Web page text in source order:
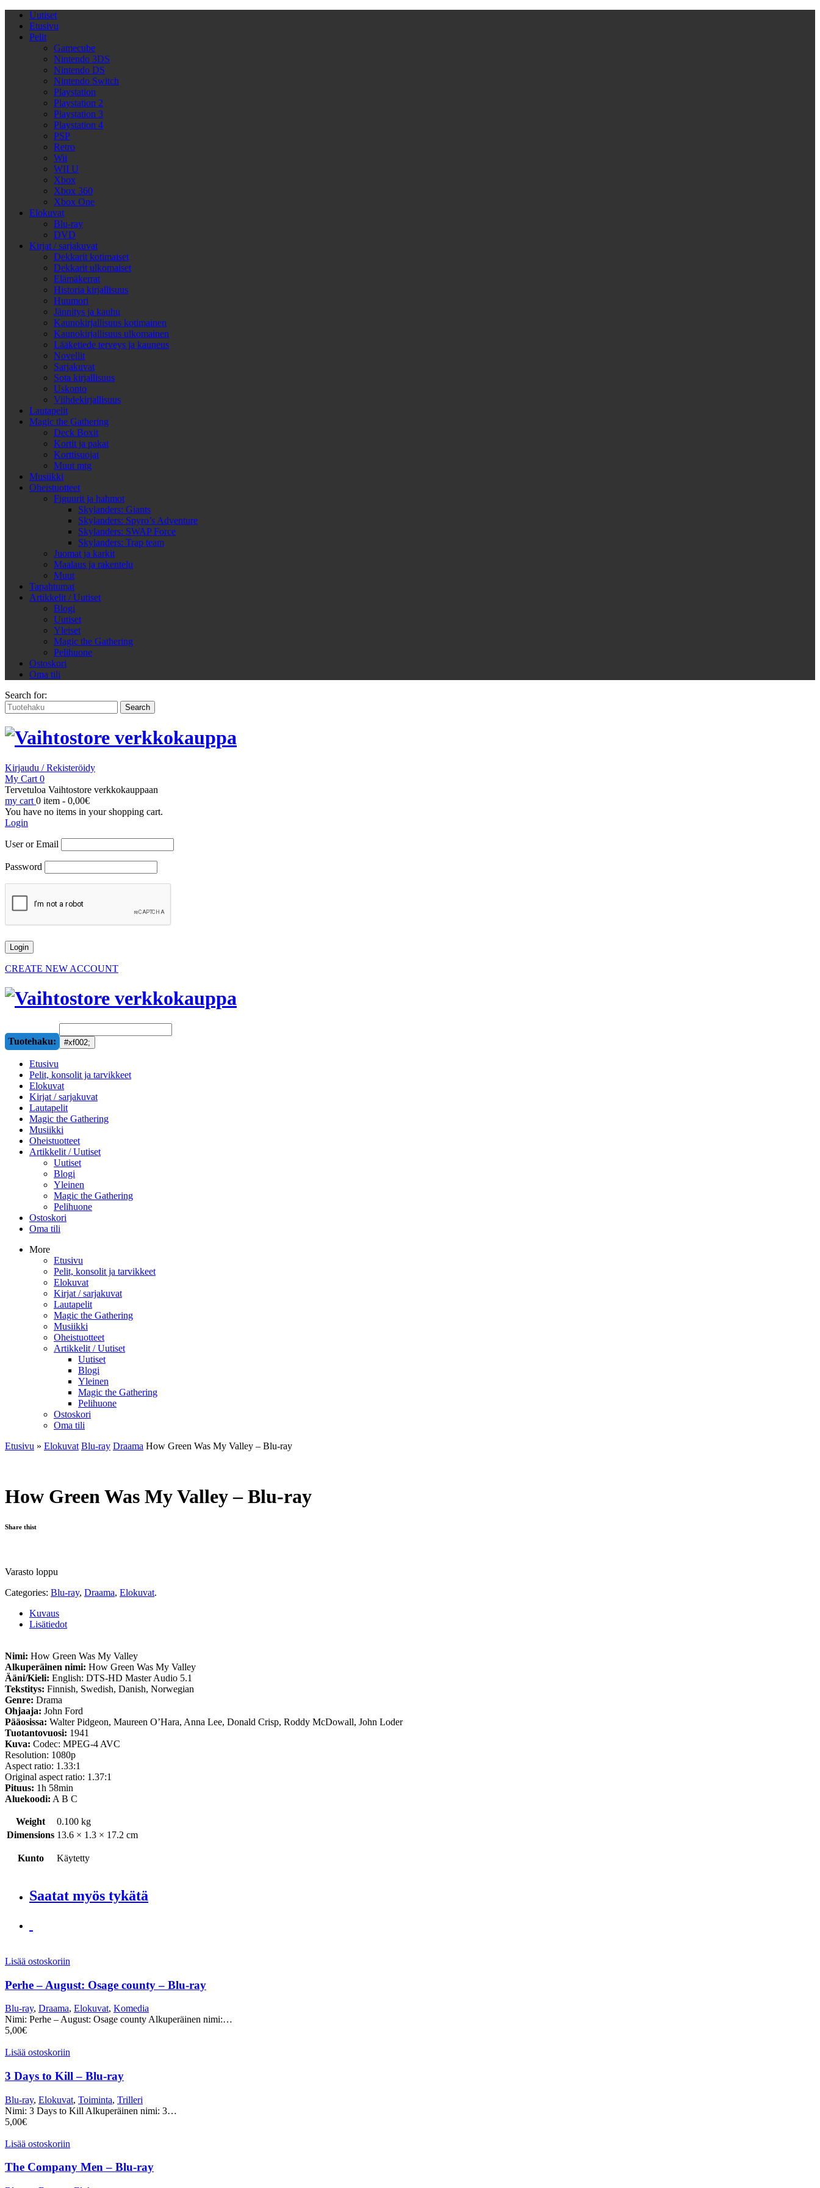
Uutiset
Etusivu
Pelit
Gamecube
Nintendo 3DS
Nintendo DS
Nintendo Switch
Playstation
Playstation 2
Playstation 3
Playstation 4
PSP
Retro
Wii
WII U
Xbox
Xbox 360
Xbox One
Elokuvat
Blu-ray
DVD
Kirjat / sarjakuvat
Dekkarit kotimaiset
Dekkarit ulkomaiset
Elämäkerrat
Historia kirjallisuus
Huumori
Jännitys ja kauhu
Kaunokirjallisuus kotimainen
Kaunokirjallisuus ulkomainen
Lääketiede terveys ja kauneus
Novellit
Sarjakuvat
Sota kirjallisuus
Uskonto
Viihdekirjallisuus
Lautapelit
Magic the Gathering
Deck Boxit
Kortit ja pakat
Korttisuojat
Muut mtg
Musiikki
Oheistuotteet
Figuurit ja hahmot
Skylanders: Giants
Skylanders: Spyro’s Adventure
Skylanders: SWAP Force
Skylanders: Trap team
Juomat ja karkit
Maalaus ja rakentelu
Muut
Tapahtumat
Artikkelit / Uutiset
Blogi
Uutiset
Yleiset
Magic the Gathering
Pelihuone
Ostoskori
Oma tili
Search for:
Kirjaudu / Rekisteröidy
My Cart 0
Tervetuloa Vaihtostore verkkokauppaan
my cart 0 item - 0,00€
You have no items in your shopping cart.
Login
User or Email
Password
CREATE NEW ACCOUNT
Tuotehaku:
Etusivu
Pelit, konsolit ja tarvikkeet
Elokuvat
Kirjat / sarjakuvat
Lautapelit
Magic the Gathering
Musiikki
Oheistuotteet
Artikkelit / Uutiset
Uutiset
Blogi
Yleinen
Magic the Gathering
Pelihuone
Ostoskori
Oma tili
More
Etusivu
Pelit, konsolit ja tarvikkeet
Elokuvat
Kirjat / sarjakuvat
Lautapelit
Magic the Gathering
Musiikki
Oheistuotteet
Artikkelit / Uutiset
Uutiset
Blogi
Yleinen
Magic the Gathering
Pelihuone
Ostoskori
Oma tili
Etusivu » Elokuvat Blu-ray Draama How Green Was My Valley – Blu-ray
How Green Was My Valley – Blu-ray
Share thist
Varasto loppu
Categories: Blu-ray, Draama, Elokuvat.
Kuvaus
Lisätiedot
Nimi: How Green Was My Valley
Alkuperäinen nimi: How Green Was My Valley
Ääni/Kieli: English: DTS-HD Master Audio 5.1
Tekstitys: Finnish, Swedish, Danish, Norwegian
Genre: Drama
Ohjaaja: John Ford
Pääosissa: Walter Pidgeon, Maureen O’Hara, Anna Lee, Donald Crisp, Roddy McDowall, John Loder
Tuotantovuosi: 1941
Kuva: Codec: MPEG-4 AVC
Resolution: 1080p
Aspect ratio: 1.33:1
Original aspect ratio: 1.37:1
Pituus: 1h 58min
Aluekoodi: A B C
Weight
0.100 kg
Dimensions 13.6 × 1.3 × 17.2 cm
Kunto Käytetty
Saatat myös tykätä
Lisää ostoskoriin
Perhe – August: Osage county – Blu-ray
Blu-ray, Draama, Elokuvat, Komedia
Nimi: Perhe – August: Osage county Alkuperäinen nimi:…
5,00€
Lisää ostoskoriin
3 Days to Kill – Blu-ray
Blu-ray, Elokuvat, Toiminta, Trilleri
Nimi: 3 Days to Kill Alkuperäinen nimi: 3…
5,00€
Lisää ostoskoriin
The Company Men – Blu-ray